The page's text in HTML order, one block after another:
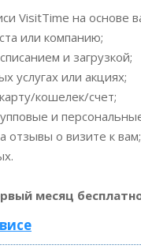
VisitTime на основе
или компанию;
и загрузкой;
услугах или акциях;
кошелек/счет;
и
отзывы о визите к вам;
месяц